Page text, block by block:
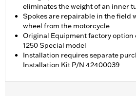
eliminates the weight of an inner
Spokes are repairable in the field
wheel from the motorcycle
Original Equipment factory option
1250 Special model
Installation requires separate
Installation Kit P/N 42400039